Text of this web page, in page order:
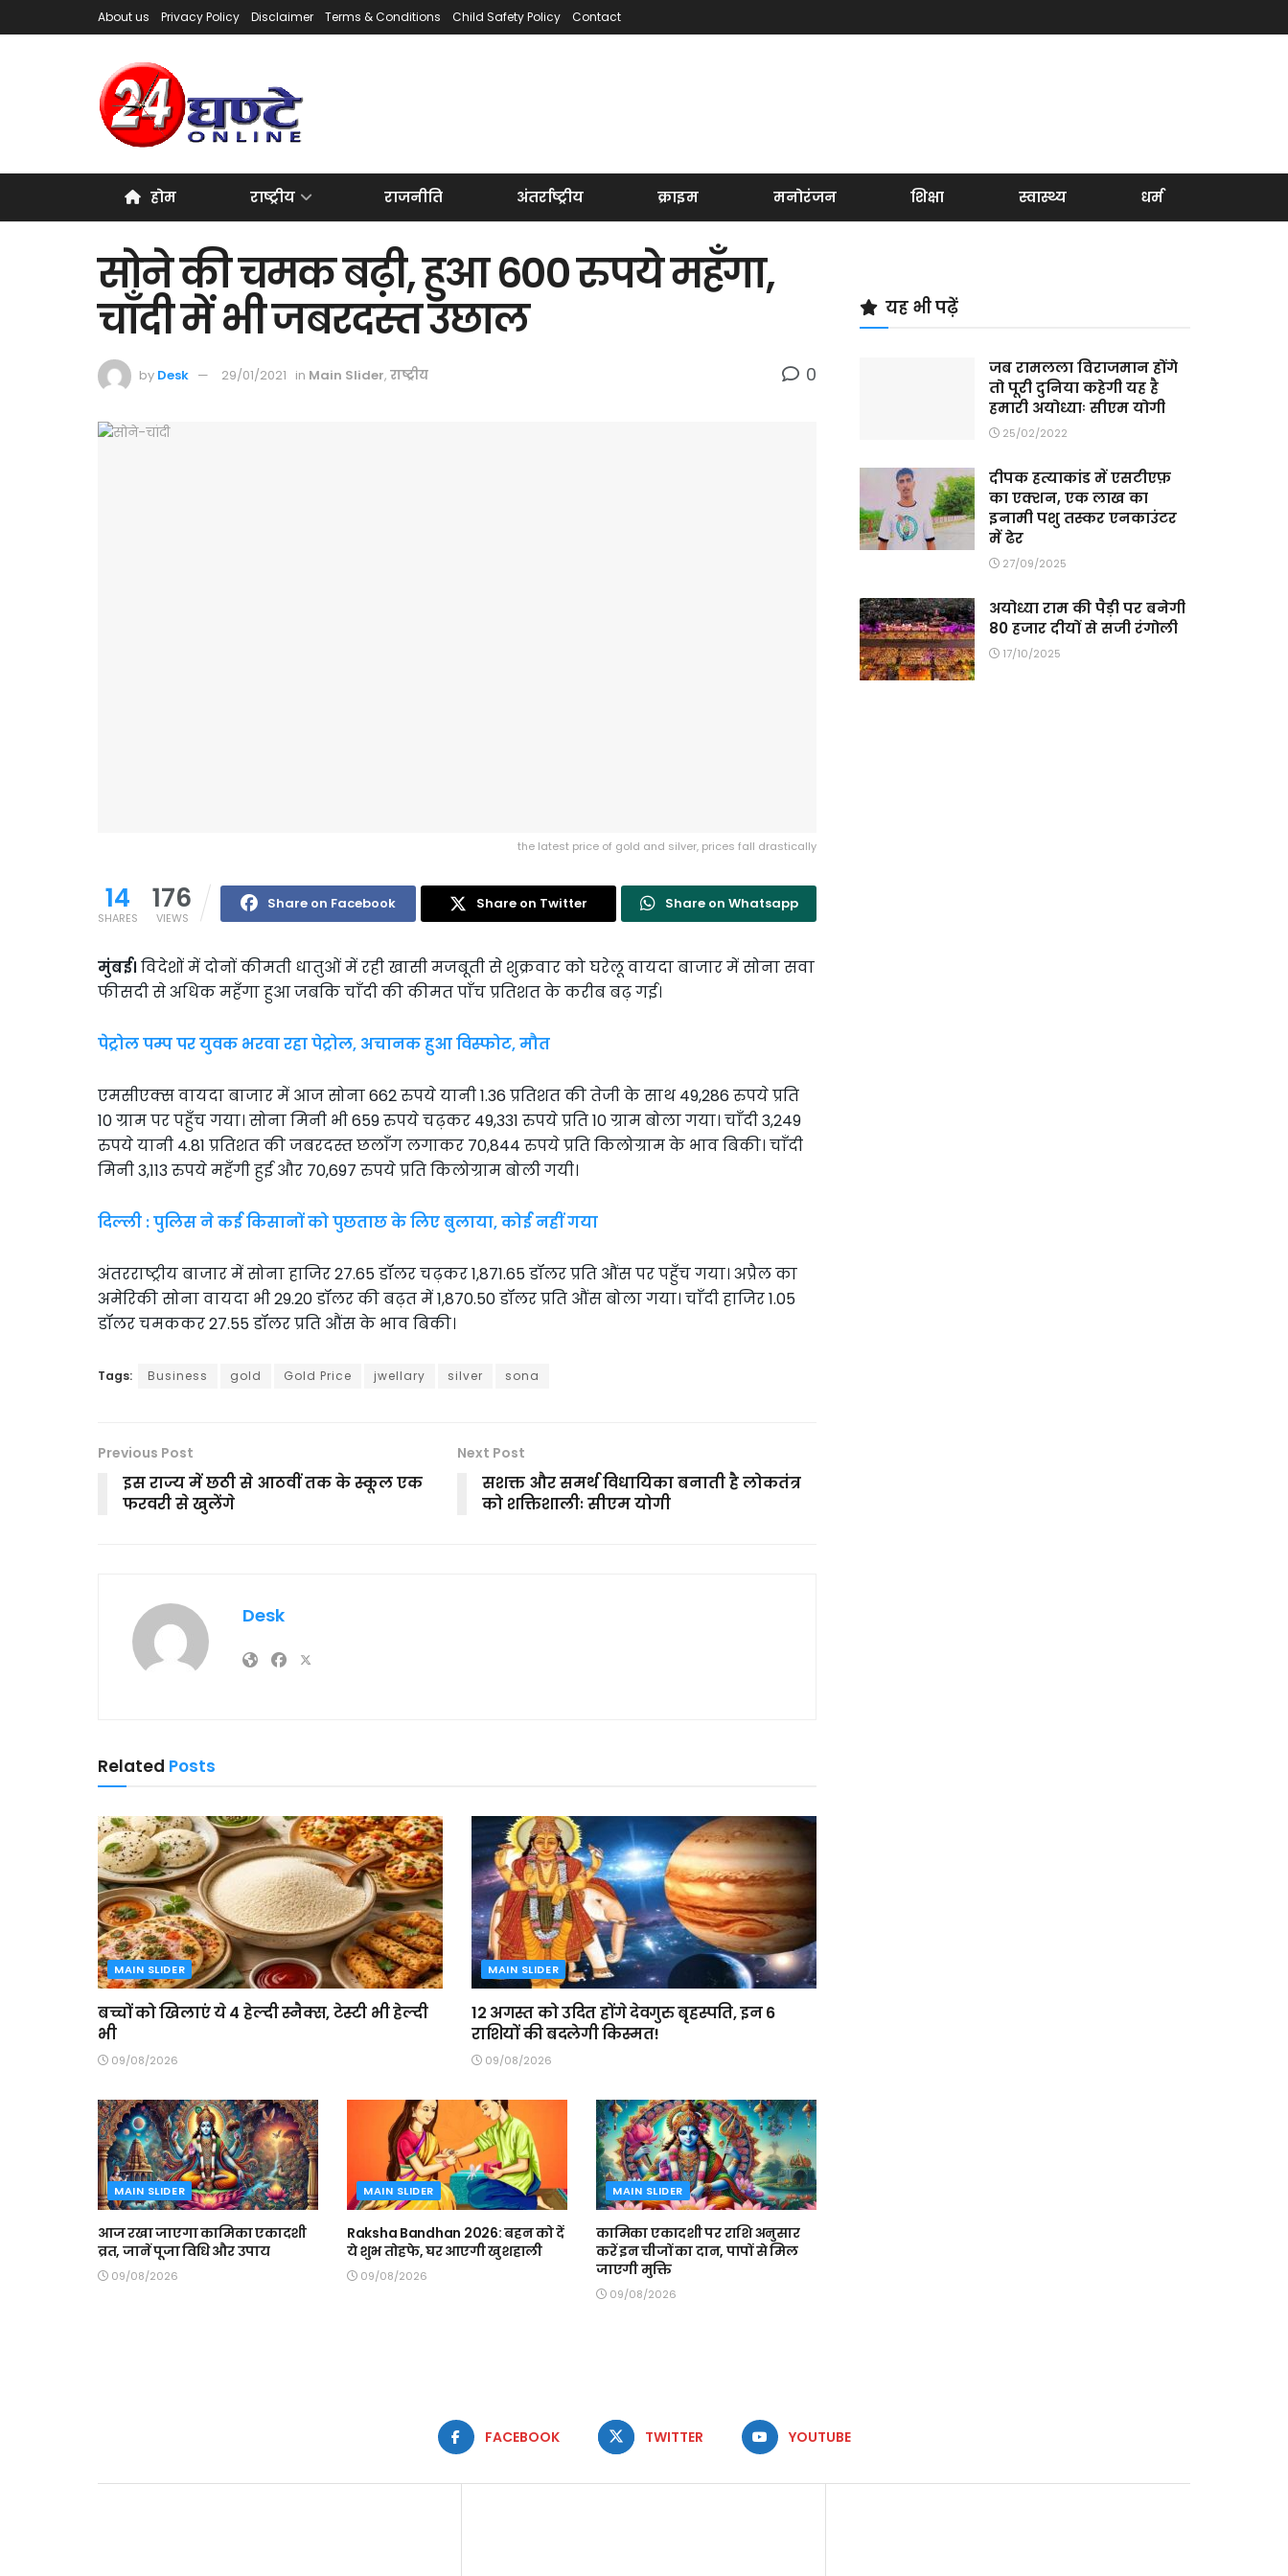
About us Privacy Policy Disclaimer Terms & Conditions Child Safety Policy Contact
होम राष्ट्रीय राजनीति अंतर्राष्ट्रीय क्राइम मनोरंजन शिक्षा स्वास्थ्य धर्म
सोने की चमक बढ़ी, हुआ 600 रुपये महँगा,
चाँदी में भी जबरदस्त उछाल
by Desk 29/01/2021 in Main Slider, राष्ट्रीय 0
the latest price of gold and silver, prices fall drastically
14
SHARES
176
VIEWS
Share on Facebook Share on Twitter Share on Whatsapp
मुंबई। विदेशों में दोनों कीमती धातुओं में रही खासी मजबूती से शुक्रवार को घरेलू वायदा बाजार में सोना सवा
फीसदी से अधिक महँगा हुआ जबकि चाँदी की कीमत पाँच प्रतिशत के करीब बढ़ गई।
पेट्रोल पम्प पर युवक भरवा रहा पेट्रोल, अचानक हुआ विस्फोट, मौत
एमसीएक्स वायदा बाजार में आज सोना 662 रुपये यानी 1.36 प्रतिशत की तेजी के साथ 49,286 रुपये प्रति
10 ग्राम पर पहुँच गया। सोना मिनी भी 659 रुपये चढ़कर 49,331 रुपये प्रति 10 ग्राम बोला गया। चाँदी 3,249
रुपये यानी 4.81 प्रतिशत की जबरदस्त छलाँग लगाकर 70,844 रुपये प्रति किलोग्राम के भाव बिकी। चाँदी
मिनी 3,113 रुपये महँगी हुई और 70,697 रुपये प्रति किलोग्राम बोली गयी।
दिल्ली : पुलिस ने कई किसानों को पुछताछ के लिए बुलाया, कोई नहीं गया
अंतरराष्ट्रीय बाजार में सोना हाजिर 27.65 डॉलर चढ़कर 1,871.65 डॉलर प्रति औंस पर पहुँच गया। अप्रैल का
अमेरिकी सोना वायदा भी 29.20 डॉलर की बढ़त में 1,870.50 डॉलर प्रति औंस बोला गया। चाँदी हाजिर 1.05
डॉलर चमककर 27.55 डॉलर प्रति औंस के भाव बिकी।
Tags: Business gold Gold Price jwellary silver sona
Previous Post
इस राज्य में छठी से आठवीं तक के स्कूल एक
फरवरी से खुलेंगे
Next Post
सशक्त और समर्थ विधायिका बनाती है लोकतंत्र
को शक्तिशालीः सीएम योगी
Desk
Related Posts
MAIN SLIDER
बच्चों को खिलाएं ये 4 हेल्दी स्नैक्स, टेस्टी भी हेल्दी
भी
09/08/2026
MAIN SLIDER
12 अगस्त को उदित होंगे देवगुरु बृहस्पति, इन 6
राशियों की बदलेगी किस्मत!
09/08/2026
MAIN SLIDER
आज रखा जाएगा कामिका एकादशी
व्रत, जानें पूजा विधि और उपाय
09/08/2026
MAIN SLIDER
Raksha Bandhan 2026: बहन को दें
ये शुभ तोहफे, घर आएगी खुशहाली
09/08/2026
MAIN SLIDER
कामिका एकादशी पर राशि अनुसार
करें इन चीजों का दान, पापों से मिल
जाएगी मुक्ति
09/08/2026
यह भी पढ़ें
जब रामलला विराजमान होंगे
तो पूरी दुनिया कहेगी यह है
हमारी अयोध्याः सीएम योगी
25/02/2022
दीपक हत्याकांड में एसटीएफ़
का एक्शन, एक लाख का
इनामी पशु तस्कर एनकाउंटर
में ढेर
27/09/2025
अयोध्या राम की पैड़ी पर बनेगी
80 हजार दीयों से सजी रंगोली
17/10/2025
FACEBOOK TWITTER YOUTUBE